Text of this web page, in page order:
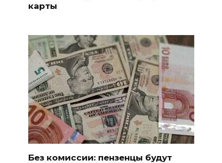
карты
Без комиссии: пензенцы будут